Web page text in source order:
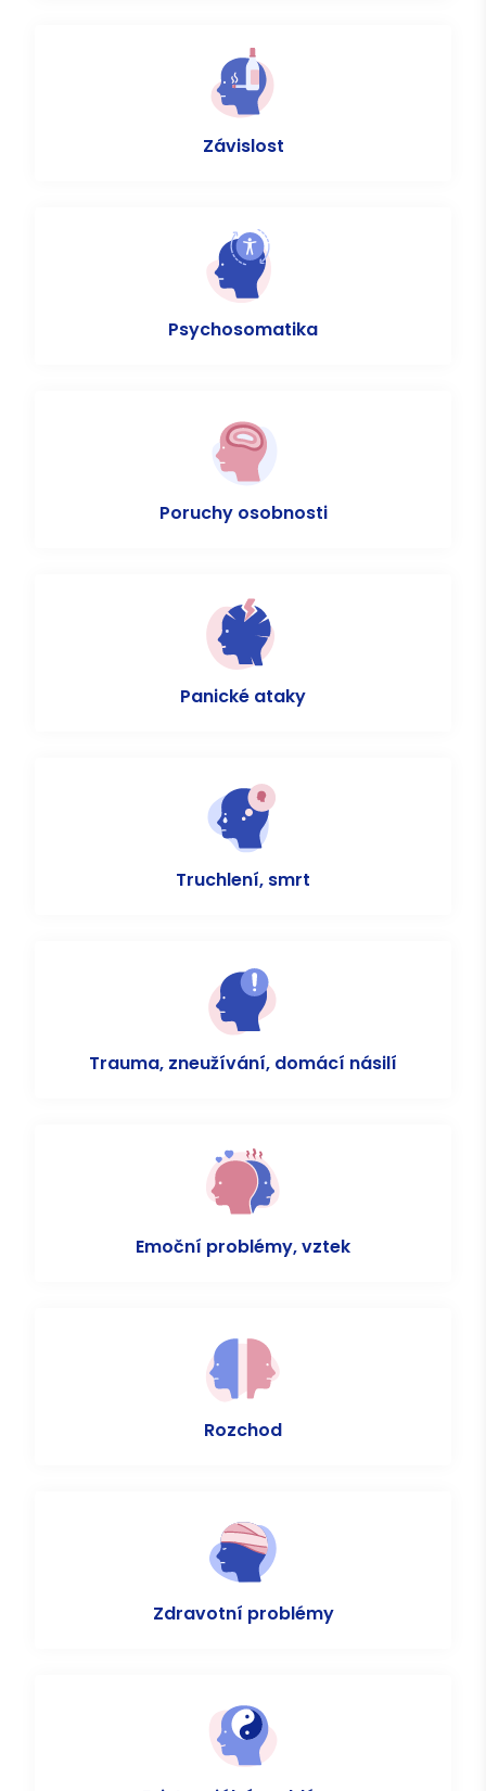
Závislost
Psychosomatika
Poruchy osobnosti
Panické ataky
Truchlení, smrt
Trauma, zneužívání, domácí násilí
Emoční problémy, vztek
Rozchod
Zdravotní problémy